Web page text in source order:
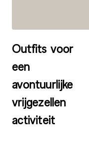
Outfits voor
een
avontuurlijke
vrijgezellen
activiteit